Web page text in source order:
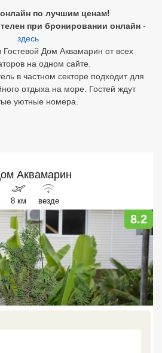
по лучшим ценам!
при бронировании онлайн -
здесь
Дом Аквамарин от всех
на одном сайте.
в частном секторе подходит для
отдыха на море. Гостей ждут
уютные номера.
Аквамарин
8 км везде
8.2